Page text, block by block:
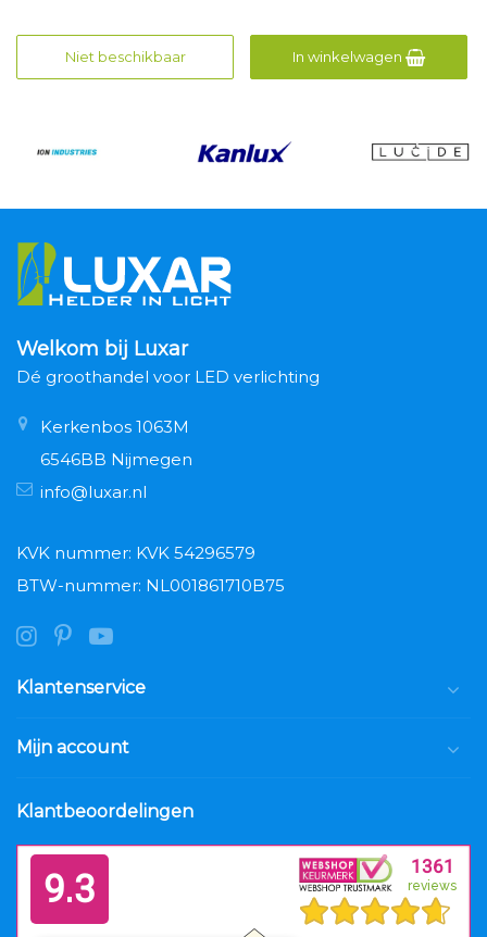
Niet beschikbaar In winkelwagen
Welkom bij Luxar
Dé groothandel voor LED verlichting
Kerkenbos 1063M
6546BB Nijmegen
info@luxar.nl
KVK nummer: KVK 54296579
BTW-nummer: NL001861710B75
Klantenservice
Mijn account
Klantbeoordelingen